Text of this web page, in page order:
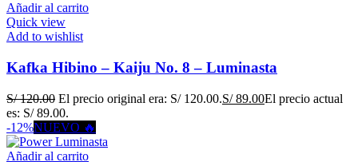
Añadir al carrito
Quick view
Add to wishlist
Kafka Hibino – Kaiju No. 8 – Luminasta
S/120.00 El precio original era: S/ 120.00.S/89.00El precio actual
es: S/ 89.00.
-12%NUEVO 🔥
Añadir al carrito